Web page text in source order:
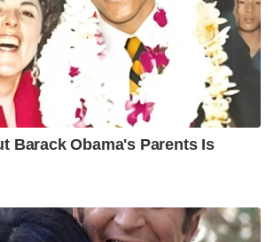
Barack Obama's Parents Is